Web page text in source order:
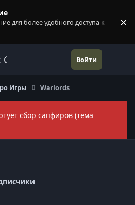
для более удобного доступа к
×
Gothic Forums Войти
Игры Warlords
сбор сапфиров (тема